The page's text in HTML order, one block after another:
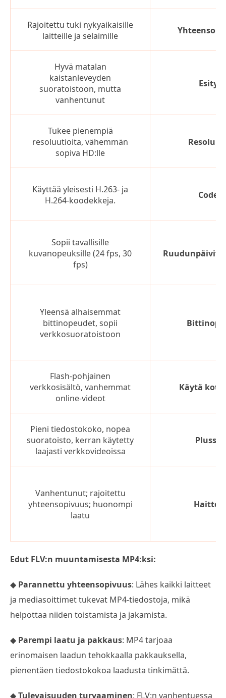
Rajoitettu tuki nykyaikaisille
laitteille ja selaimille
Hyvä matalan
kaistanleveyden
suoratoistoon, mutta
vanhentunut
Esitys
Tukee pienempiä
resoluutioita, vähemmän
sopiva HD:lle
Käyttää yleisesti H.263- ja
H.264-koodekkeja.
Codec
Sopii tavallisille
kuvanopeuksille (24 fps, 30
fps)
Yleensä alhaisemmat
bittinopeudet, sopii
verkkosuoratoistoon
Flash-pohjainen
verkkosisältö, vanhemmat
online-videot
Käytä
Pieni tiedostokoko, nopea
suoratoisto, kerran käytetty
laajasti verkkovideoissa
Plussat
Vanhentunut; rajoitettu
yhteensopivuus; huonompi
laatu
Edut FLV:n muuntamisesta MP4:ksi:
◆ Parannettu yhteensopivuus: Lähes kaikki laitteet
ja mediasoittimet tukevat MP4-tiedostoja, mikä
helpottaa niiden toistamista ja jakamista.
◆ Parempi laatu ja pakkaus: MP4 tarjoaa
erinomaisen laadun tehokkaalla pakkauksella,
pienentäen tiedostokokoa laadusta tinkimättä.
◆Tulevaisuuden turvaaminen: FLV:n vanhentuessa